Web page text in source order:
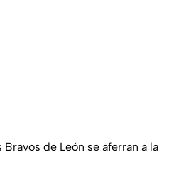
Bravos de León se aferran a la